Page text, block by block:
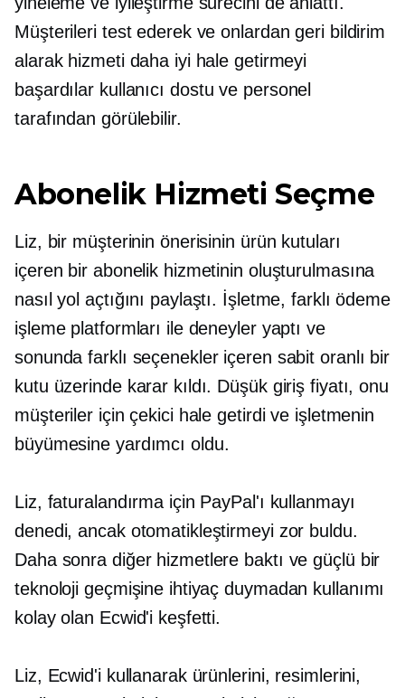
Müşterileri test ederek ve onlardan geri bildirim
alarak hizmeti daha iyi hale getirmeyi
başardılar kullanıcı dostu ve personel
tarafından görülebilir.
Abonelik Hizmeti Seçme
Liz, bir müşterinin önerisinin ürün kutuları
içeren bir abonelik hizmetinin oluşturulmasına
nasıl yol açtığını paylaştı. İşletme, farklı ödeme
işleme platformları ile deneyler yaptı ve
sonunda farklı seçenekler içeren sabit oranlı bir
kutu üzerinde karar kıldı. Düşük giriş fiyatı, onu
müşteriler için çekici hale getirdi ve işletmenin
büyümesine yardımcı oldu.
Liz, faturalandırma için PayPal'ı kullanmayı
denedi, ancak otomatikleştirmeyi zor buldu.
Daha sonra diğer hizmetlere baktı ve güçlü bir
teknoloji geçmişine ihtiyaç duymadan kullanımı
kolay olan Ecwid'i keşfetti.
Liz, Ecwid'i kullanarak ürünlerini, resimlerini,